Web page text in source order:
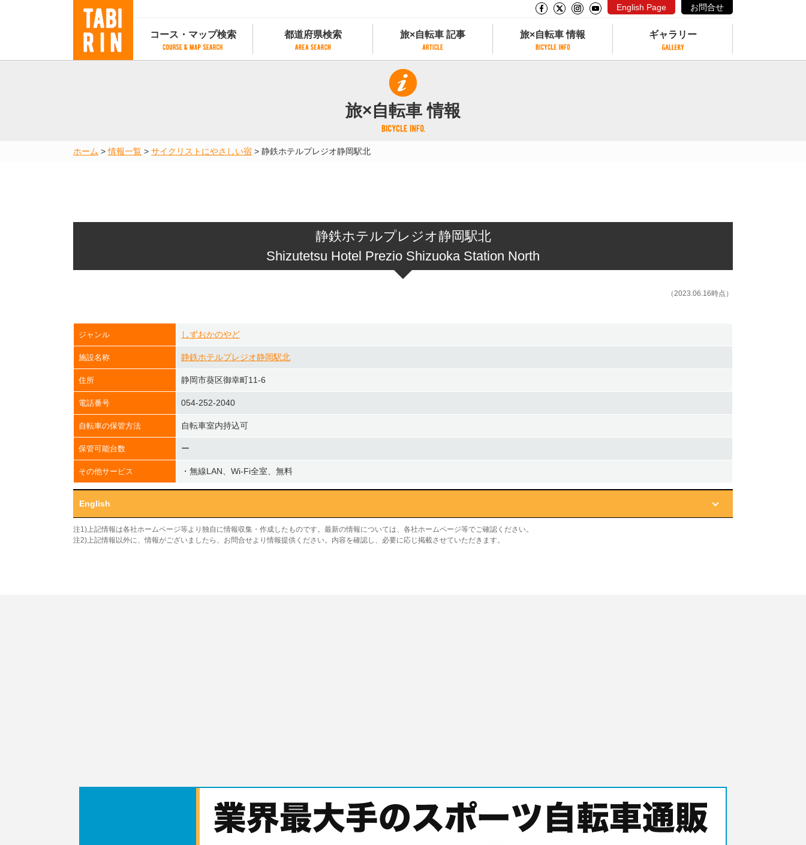
English Page お問合せ
コース・マップ検索
地図から検索
都道府県検索
都道府県別サイクリング情報
都道府県アクセスランキング
旅×自転車 記事
旅×自転車 記事
記事一覧
カテゴリから探す
旅×自転車 情報
サイクリストにやさしい宿
サイクルトレイン
タンデム自転車があるレンタサイクル
ギャラリー
旅×自転車 情報
ホーム >情報一覧 > サイクリストにやさしい宿 > 静鉄ホテルプレジオ静岡駅北
静鉄ホテルプレジオ静岡駅北
Shizutetsu Hotel Prezio Shizuoka Station North
（2023.06.16時点）
ジャンル しずおかのやど
施設名称 静鉄ホテルプレジオ静岡駅北
住所 静岡市葵区御幸町11-6
電話番号 054-252-2040
自転車の保管方法 自転車室内持込可
保管可能台数 ー
その他サービス ・無線LAN、Wi-Fi全室、無料
English
注1)上記情報は各社ホームページ等より独自に情報収集・作成したものです。最新の情報については、各社ホームページ等でご確認ください。
注2)上記情報以外に、情報がございましたら、お問合せより情報提供ください。内容を確認し、必要に応じ掲載させていただきます。